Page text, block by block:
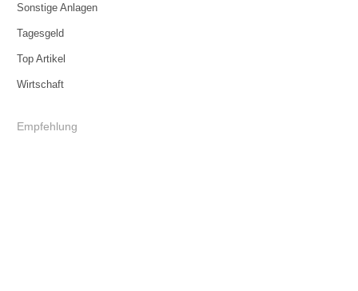
Sonstige Anlagen
Tagesgeld
Top Artikel
Wirtschaft
Empfehlung